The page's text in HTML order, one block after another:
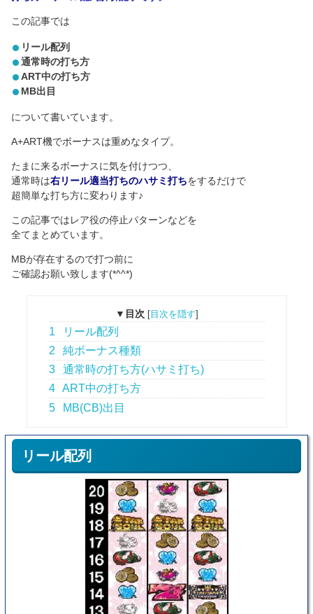
この記事では
リール配列
通常時の打ち方
ART中の打ち方
MB出目
について書いています。
A+ART機でボーナスは重めなタイプ。
たまに来るボーナスに気を付けつつ、
通常時は右リール適当打ちのハサミ打ちをするだけで
超簡単な打ち方に変わります♪
この記事ではレア役の停止パターンなどを
全てまとめています。
MBが存在するので打つ前に
ご確認お願い致します(*^^*)
▼目次 目次を隠す
1
リール配列
2
純ボーナス種類
3
通常時の打ち方(ハサミ打ち)
4
ART中の打ち方
5
MB(CB)出目
リール配列